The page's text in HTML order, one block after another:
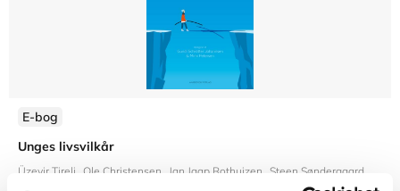
E-bog
Unges livsvilkår
Üzeyir Tireli Ole Christensen Jan Jaap Rothuizen Steen Søndergaard